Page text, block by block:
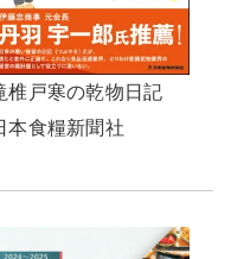
椎戸寒の乾物日記
本食糧新聞社